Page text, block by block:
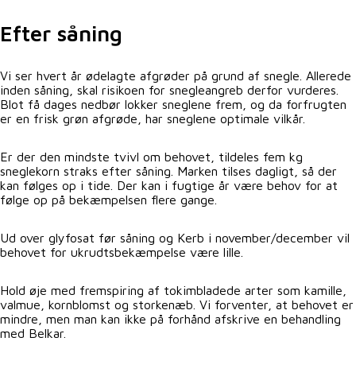
Efter såning
Vi ser hvert år ødelagte afgrøder på grund af snegle. Allerede
inden såning, skal risikoen for snegleangreb derfor vurderes.
Blot få dages nedbør lokker sneglene frem, og da forfrugten
er en frisk grøn afgrøde, har sneglene optimale vilkår.
Er der den mindste tvivl om behovet, tildeles fem kg
sneglekorn straks efter såning. Marken tilses dagligt, så der
kan følges op i tide. Der kan i fugtige år være behov for at
følge op på bekæmpelsen flere gange.
Ud over glyfosat før såning og Kerb i november/december vil
behovet for ukrudtsbekæmpelse være lille.
Hold øje med fremspiring af tokimbladede arter som kamille,
valmue, kornblomst og storkenæb. Vi forventer, at behovet er
mindre, men man kan ikke på forhånd afskrive en behandling
med Belkar.